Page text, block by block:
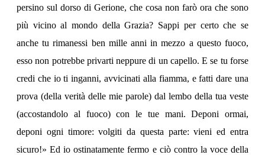
persino sul dorso di Gerione, che cosa non farò ora che sono
più vicino al mondo della Grazia? Sappi per certo che se
anche tu rimanessi ben mille anni in mezzo a questo fuoco,
esso non potrebbe privarti neppure di un capello. E se tu forse
credi che io ti inganni, avvicinati alla fiamma, e fatti dare una
prova (della verità delle mie parole) dal lembo della tua veste
(accostandolo al fuoco) con le tue mani. Deponi ormai,
deponi ogni timore: volgiti da questa parte: vieni ed entra
sicuro!» Ed io ostinatamente fermo e ciò contro la voce della